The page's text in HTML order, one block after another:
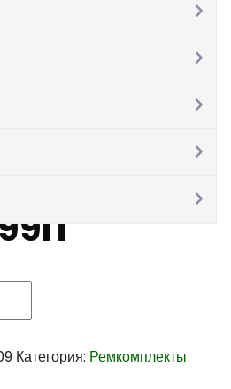
Категория: Ремкомплекты